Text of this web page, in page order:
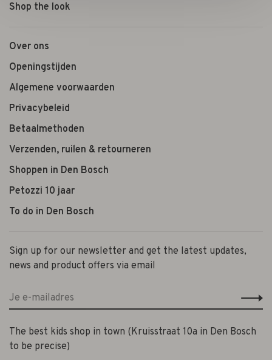
Shop the look
Over ons
Openingstijden
Algemene voorwaarden
Privacybeleid
Betaalmethoden
Verzenden, ruilen & retourneren
Shoppen in Den Bosch
Petozzi 10 jaar
To do in Den Bosch
Sign up for our newsletter and get the latest updates,
news and product offers via email
The best kids shop in town (Kruisstraat 10a in Den Bosch
to be precise)